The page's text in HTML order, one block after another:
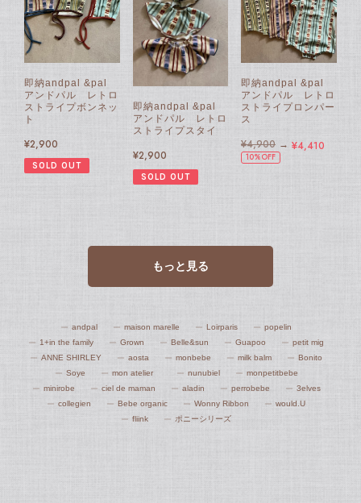
即納andpal &pal
アンドパル レトロ
ストライプボンネッ
ト
¥2,900
SOLD OUT
即納andpal &pal
アンドパル レトロ
ストライプスタイ
¥2,900
SOLD OUT
即納andpal &pal
アンドパル レトロ
ストライプロンパー
ス
¥4,900 → ¥4,410
10%OFF
もっと見る
andpal maison marelle Loirparis
popelin
1+in the family
Grown Belle&sun Guapoo
petit mig
ANNE SHIRLEY
aosta monbebe milk balm
Bonito
Soye
mon atelier nunubiel
monpetitbebe
minirobe
ciel de maman aladin perrobebe
3elves
collegien
Bebe organic Wonny Ribbon
would.U
fliink
ポニーシリーズ